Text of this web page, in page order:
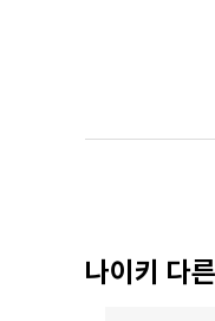
나이키 다